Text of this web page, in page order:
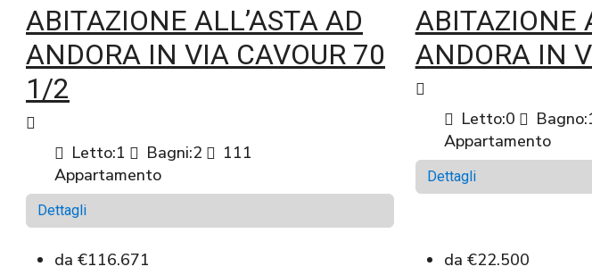
ABITAZIONE ALL’ASTA AD
ANDORA IN VIA CAVOUR 70
1/2
Letto:1 Bagni:2
111
Appartamento
Dettagli
ABITAZIONE
ANDORA IN
Letto:0 Bagno:
Appartamento
Dettagli
da €116.671 da €22.500